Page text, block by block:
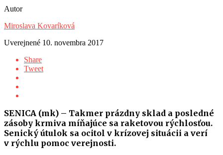
Autor
Miroslava Kovaríková
Uverejnené 10. novembra 2017
Share
Tweet
SENICA (mk) – Takmer prázdny sklad a posledné
zásoby krmiva míňajúce sa raketovou rýchlosťou.
Senický útulok sa ocitol v krízovej situácii a verí
v rýchlu pomoc verejnosti.